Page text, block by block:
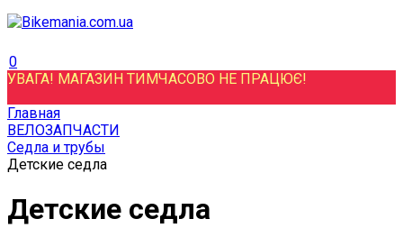
0
УВАГА! МАГАЗИН ТИМЧАСОВО НЕ ПРАЦЮЄ!
Главная
ВЕЛОЗАПЧАСТИ
Седла и трубы
Детские седла
Детские седла